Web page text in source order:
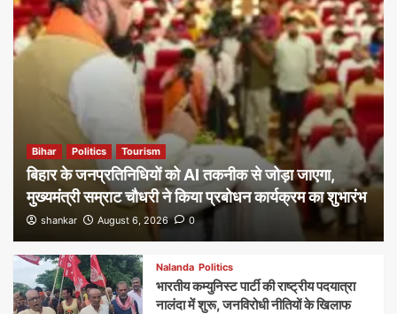
Bihar Politics Tourism
बिहार के जनप्रतिनिधियों को AI तकनीक से जोड़ा जाएगा,
मुख्यमंत्री सम्राट चौधरी ने किया प्रबोधन कार्यक्रम का शुभारंभ
shankar August 6, 2026 0
Nalanda Politics
भारतीय कम्युनिस्ट पार्टी की राष्ट्रीय पदयात्रा
नालंदा में शुरू, जनविरोधी नीतियों के खिलाफ